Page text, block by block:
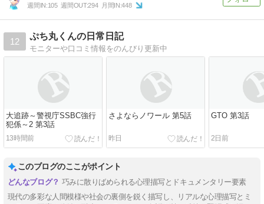
週間IN:105 週間OUT:294 月間IN:448
12
ぷち丸くんの日常日記
モニターや口コミ情報をのんびり更新中
大追跡～警視庁SSBC強行
犯係～2 第3話
13時間前
さよならノワール 第5話
昨日
GTO 第3話
2日前
このブログのここがポイント
巧みに散りばめられる心理描写とドキュメンタリー要素
現代の多彩な人間模様や社会の裏側を鋭く描写し、リアルな心理描写とミ